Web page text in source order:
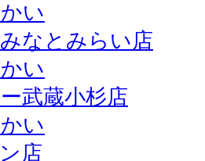
い
なとみらい店
い
武蔵小杉店
い
店